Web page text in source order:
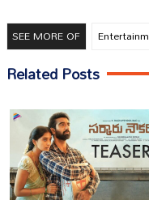
SEE MORE OF
Related Posts